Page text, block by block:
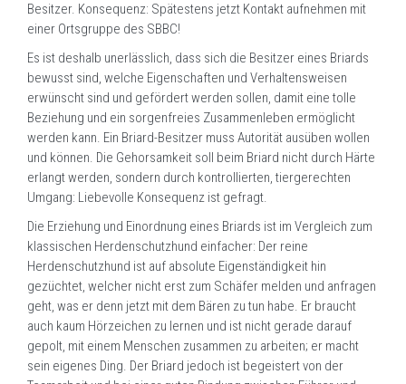
Besitzer. Konsequenz: Spätestens jetzt Kontakt aufnehmen mit
einer Ortsgruppe des SBBC!
Es ist deshalb unerlässlich, dass sich die Besitzer eines Briards
bewusst sind, welche Eigenschaften und Verhaltensweisen
erwünscht sind und gefördert werden sollen, damit eine tolle
Beziehung und ein sorgenfreies Zusammenleben ermöglicht
werden kann. Ein Briard-Besitzer muss Autorität ausüben wollen
und können. Die Gehorsamkeit soll beim Briard nicht durch Härte
erlangt werden, sondern durch kontrollierten, tiergerechten
Umgang: Liebevolle Konsequenz ist gefragt.
Die Erziehung und Einordnung eines Briards ist im Vergleich zum
klassischen Herdenschutzhund einfacher: Der reine
Herdenschutzhund ist auf absolute Eigenständigkeit hin
gezüchtet, welcher nicht erst zum Schäfer melden und anfragen
geht, was er denn jetzt mit dem Bären zu tun habe. Er braucht
auch kaum Hörzeichen zu lernen und ist nicht gerade darauf
gepolt, mit einem Menschen zusammen zu arbeiten; er macht
sein eigenes Ding. Der Briard jedoch ist begeistert von der